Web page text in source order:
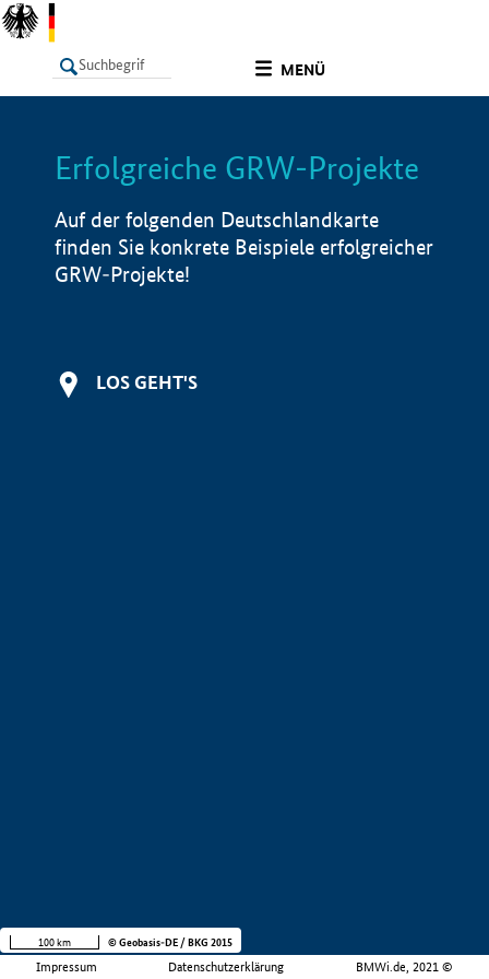
MENÜ
LISTE Info
Erfolgreiche GRW-Projekte
Auf der folgenden Deutschlandkarte
finden Sie konkrete Beispiele erfolgreicher
GRW-Projekte!
LOS GEHT'S
Impressum Datenschutzerklärung BMWi.de, 2021 ©
100 km © Geobasis-DE / BKG 2015